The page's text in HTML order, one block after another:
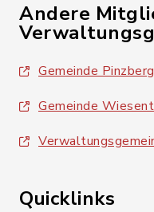
Andere
Gemeinde Pinzberg
Gemeinde
Quicklinks